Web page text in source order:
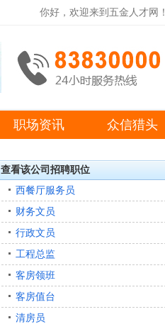
你好，欢迎来到五金人才网！
职场资讯 众信猎头
查看该公司招聘职位
西餐厅服务员
财务文员
行政文员
工程总监
客房领班
客房值台
清房员